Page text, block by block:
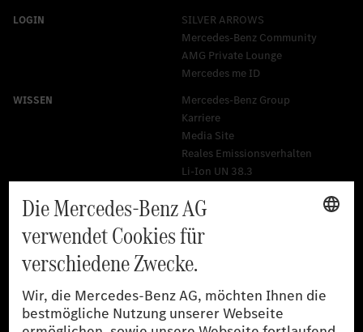
SILVER ARROWS
Mercedes-Benz Community
AMG Private Lounge
Mercedes me ID
Mercedes-Benz Group
Karriere
Media Site
Reales Emissionsverhalten
Li-Ion UN 38.3